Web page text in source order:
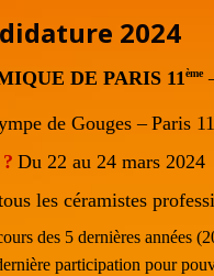
2024
DE PARIS 11ème
de Gouges – Paris 11
Du 22 au 24 mars 2024
les céramistes
des 5 dernières années
participation pour